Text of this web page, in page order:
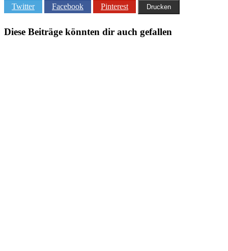
Twitter
Facebook Pinterest Drucken
Diese Beiträge könnten dir auch gefallen